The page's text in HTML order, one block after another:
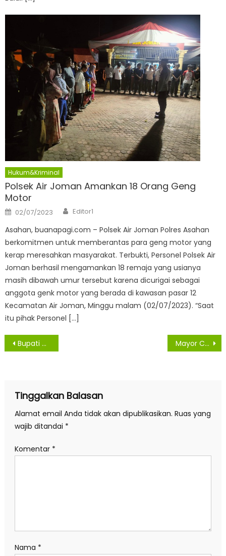
Hukum&Kriminal
Polsek Air Joman Amankan 18 Orang Geng
Motor
Posted
on
02/07/2023 Author
Editor1
Asahan, buanapagi.com – Polsek Air Joman Polres Asahan
berkomitmen untuk memberantas para geng motor yang
kerap meresahkan masyarakat. Terbukti, Personel Polsek Air
Joman berhasil mengamankan 18 remaja yang usianya
masih dibawah umur tersebut karena dicurigai sebagai
anggota genk motor yang berada di kawasan pasar 12
Kecamatan Air Joman, Minggu malam (02/07/2023). “Saat
itu pihak Personel […]
Navigasi
Bupati Asahan Serahkan 150 KTP-eL Kepada Camat Teluk Dalam Mayor CPM Binson Simbolon Putra Pane Tongah Jabat Dandenpom I/1 Pematangsiantar
Tinggalkan Balasan
Alamat email Anda tidak akan dipublikasikan. Ruas yang
wajib ditandai *
Komentar *
Nama *